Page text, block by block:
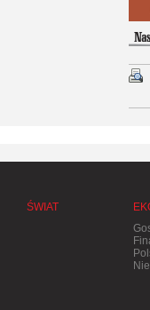
ŚWIAT